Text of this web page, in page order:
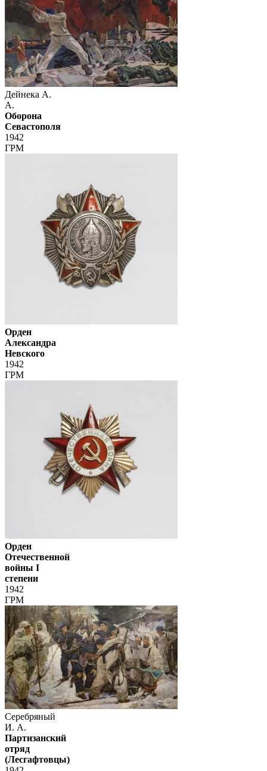
Дейнека А.
А.
Оборона
Севастополя
1942
ГРМ
Орден
Александра
Невского
1942
ГРМ
Орден
Отечественной
войны I
степени
1942
ГРМ
Серебряный
И. А.
Партизанский
отряд
(Лесгафтовцы)